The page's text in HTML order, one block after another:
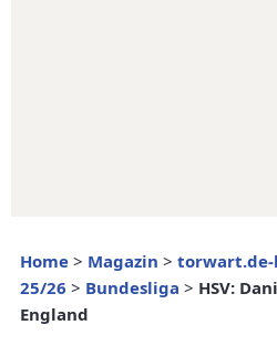
Home > Magazin >
25/26 > Bundesliga > HSV:
England